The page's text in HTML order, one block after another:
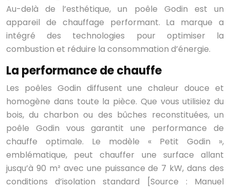
Au-delà de l’esthétique, un poêle Godin est un
appareil de chauffage performant. La marque a
intégré des technologies pour optimiser la
combustion et réduire la consommation d’énergie.
La performance de chauffe
Les poêles Godin diffusent une chaleur douce et
homogène dans toute la pièce. Que vous utilisiez du
bois, du charbon ou des bûches reconstituées, un
poêle Godin vous garantit une performance de
chauffe optimale. Le modèle « Petit Godin »,
emblématique, peut chauffer une surface allant
jusqu’à 90 m² avec une puissance de 7 kW, dans des
conditions d’isolation standard [Source : Manuel